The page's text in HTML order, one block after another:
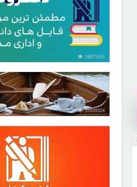
16875552
31039324